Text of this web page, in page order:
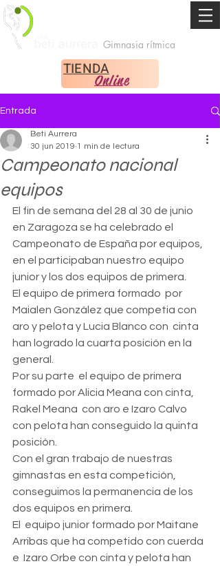
Gimnasia rítmica
Online
TIENDA
Entrada
Campeonato nacional
equipos
Beti Aurrera
30 jun 2019 1 min de lectura
El fin de semana del 28 al 30 de junio
en Zaragoza se ha celebrado el
Campeonato de España por equipos,
en el participaban nuestro equipo
junior y los dos equipos de primera.
El equipo de primera formado  por
Maialen González que competia con
aro y pelota y Lucia Blanco con  cinta
han logrado la cuarta posición en la
general.
Por su parte  el equipo de primera
formado por Alicia Meana con cinta,
Rakel Meana  con aro e Izaro Calvo
con pelota han conseguido la quinta
posición.
Con el gran trabajo de nuestras
gimnastas en esta competición,
conseguimos la permanencia de los
dos equipos en primera.
El  equipo junior formado por Maitane
Arribas que ha competido con cuerda
e  Izaro Orbe con cinta y pelota han